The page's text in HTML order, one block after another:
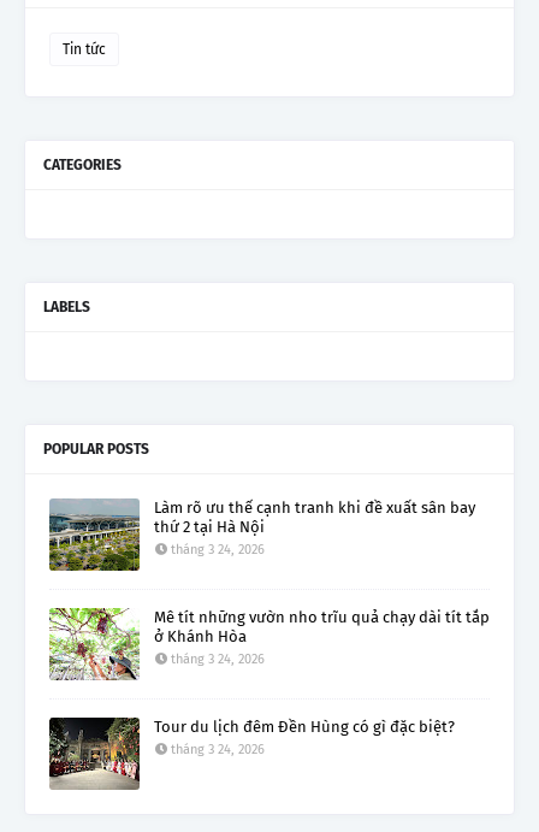
Tin tức
CATEGORIES
LABELS
POPULAR POSTS
Làm rõ ưu thế cạnh tranh khi đề xuất sân bay
thứ 2 tại Hà Nội
tháng 3 24, 2026
Mê tít những vườn nho trĩu quả chạy dài tít tắp
ở Khánh Hòa
tháng 3 24, 2026
Tour du lịch đêm Đền Hùng có gì đặc biệt?
tháng 3 24, 2026